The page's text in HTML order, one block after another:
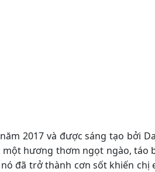
2017 và được sáng tạo bởi
một hương thơm ngọt ngào, táo
đã trở thành cơn sốt khiến chị